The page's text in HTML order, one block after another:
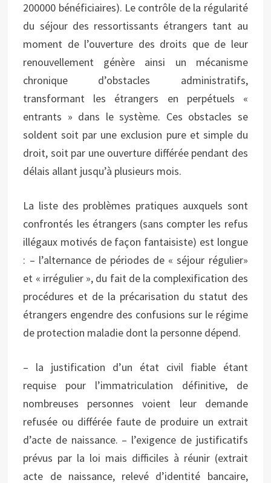
200000 bénéficiaires). Le contrôle de la régularité
du séjour des ressortissants étrangers tant au
moment de l’ouverture des droits que de leur
renouvellement génère ainsi un mécanisme
chronique d’obstacles administratifs,
transformant les étrangers en perpétuels «
entrants » dans le système. Ces obstacles se
soldent soit par une exclusion pure et simple du
droit, soit par une ouverture différée pendant des
délais allant jusqu’à plusieurs mois.
La liste des problèmes pratiques auxquels sont
confrontés les étrangers (sans compter les refus
illégaux motivés de façon fantaisiste) est longue
: – l’alternance de périodes de « séjour régulier»
et « irrégulier », du fait de la complexification des
procédures et de la précarisation du statut des
étrangers engendre des confusions sur le régime
de protection maladie dont la personne dépend.
– la justification d’un état civil fiable étant
requise pour l’immatriculation définitive, de
nombreuses personnes voient leur demande
refusée ou différée faute de produire un extrait
d’acte de naissance. – l’exigence de justificatifs
prévus par la loi mais difficiles à réunir (extrait
acte de naissance, relevé d’identité bancaire,